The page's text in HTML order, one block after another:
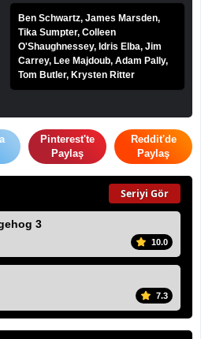
Ben Schwartz, James Marsden,
Tika Sumpter, Colleen
O'Shaughnessey, Idris Elba, Jim
Carrey, Lee Majdoub, Adam Pally,
Tom Butler, Krysten Ritter
Pinterest'te
Paylaş
Reddit'de
Paylaş
Seriyi Gör
3
10.0
7.3